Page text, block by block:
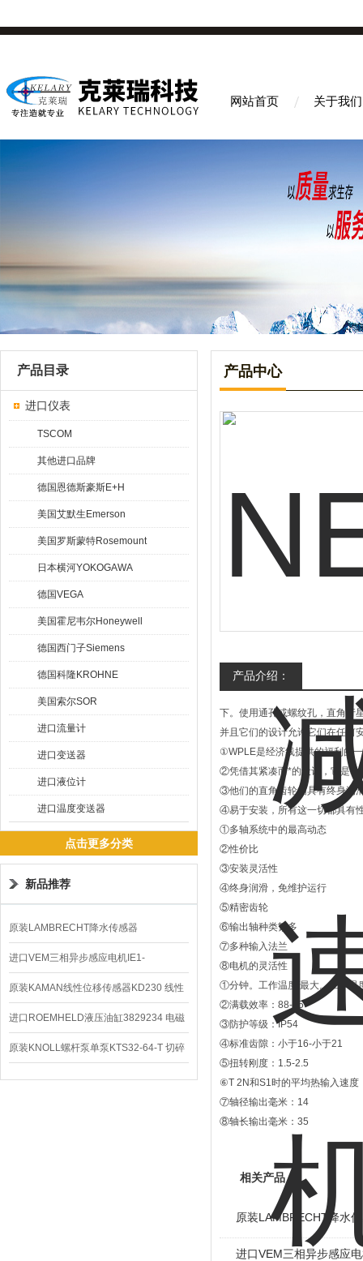
网站首页 关于我们
产品目录
进口仪表
TSCOM
其他进口品牌
德国恩德斯豪斯E+H
美国艾默生Emerson
美国罗斯蒙特Rosemount
日本横河YOKOGAWA
德国VEGA
美国霍尼韦尔Honeywell
德国西门子Siemens
德国科隆KROHNE
美国索尔SOR
进口流量计
进口变送器
进口液位计
进口温度变送器
点击更多分类
新品推荐
原装LAMBRECHT降水传感器
00.14575.20气象仪
进口VEM三相异步感应电机IE1-
K21R80G4马达
原装KAMAN线性位移传感器KD230 线性
编码器
进口ROEMHELD液压油缸3829234 电磁
阀定位器
原装KNOLL螺杆泵单泵KTS32-64-T 切碎
排屑机
产品中心
产品介绍：
下。使用通孔或螺纹孔，直角行
并且它们的设计允许它们在任何
①WPLE是经济线提供的福利的
②凭借其紧凑而*的设计，它是动
③他们的直角齿轮箱具有终身润
④易于安装，所有这一切都具有
①多轴系统中的最高动态
②性价比
③安装灵活性
④终身润滑，免维护运行
⑤精密齿轮
⑥输出轴种类繁多
⑦多种输入法兰
⑧电机的灵活性
①分钟。工作温度/最大。工作温
②满载效率：88-95
③防护等级：IP54
④标准齿隙：小于16-小于21
⑤扭转刚度：1.5-2.5
⑥T 2N和S1时的平均热输入速度
⑦轴径输出毫米：14
⑧轴长输出毫米：35
相关产品
原装LAMBRECHT降水
进口VEM三相异步感应